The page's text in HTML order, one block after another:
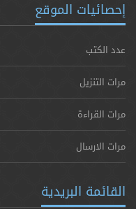
إحصائيات الموقع
عدد الكتب
مرات التنزيل
مرات القراءة
مرات الارسال
القائمة البريدية